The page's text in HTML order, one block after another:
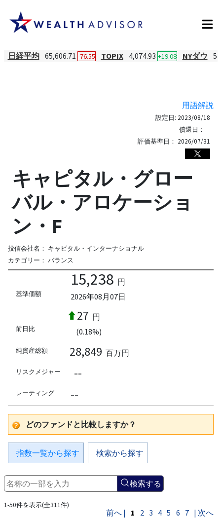
日経平均 65,606.71 -76.55 TOPIX 4,074.93 +19.08 NYダウ
用語解説
設定日: 2023/08/18
償還日： --
評価基準日： 2026/07/31
キャピタル・グロー
バル・アロケーショ
ン・F
投信会社名： キャピタル・インターナショナル
カテゴリー： バランス
基準価額
15,238 円
2026年08月07日
前日比
27 円
(0.18%)
純資産総額 28,849 百万円
リスクメジャー --
レーティング --
どのファンドと比較しますか？
指数一覧から探す 検索から探す
検索する
1-50件を表示(全311件)
前へ | 1 2 3 4 5 6 7 | 次へ